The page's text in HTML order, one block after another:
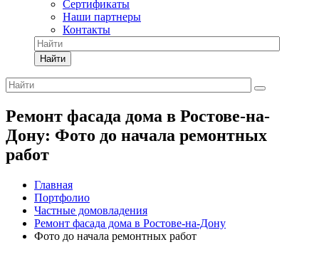
Сертификаты
Наши партнеры
Контакты
Найти
Ремонт фасада дома в Ростове-на-
Дону: Фото до начала ремонтных
работ
Главная
Портфолио
Частные домовладения
Ремонт фасада дома в Ростове-на-Дону
Фото до начала ремонтных работ